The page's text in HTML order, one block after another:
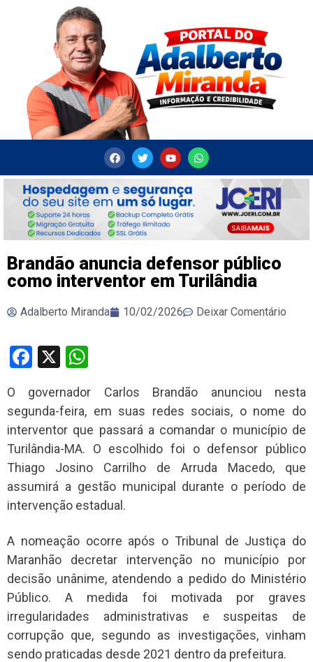
Brandão anuncia defensor público
como interventor em Turilândia
Adalberto Miranda 10/02/2026 Deixar Comentário
Facebook
X
O governador Carlos Brandão anunciou nesta
segunda-feira, em suas redes sociais, o nome do
interventor que passará a comandar o município de
Turilândia-MA. O escolhido foi o defensor público
Thiago Josino Carrilho de Arruda Macedo, que
assumirá a gestão municipal durante o período de
intervenção estadual.
A nomeação ocorre após o Tribunal de Justiça do
Maranhão decretar intervenção no município por
decisão unânime, atendendo a pedido do Ministério
Público. A medida foi motivada por graves
irregularidades administrativas e suspeitas de
corrupção que, segundo as investigações, vinham
sendo praticadas desde 2021 dentro da prefeitura.